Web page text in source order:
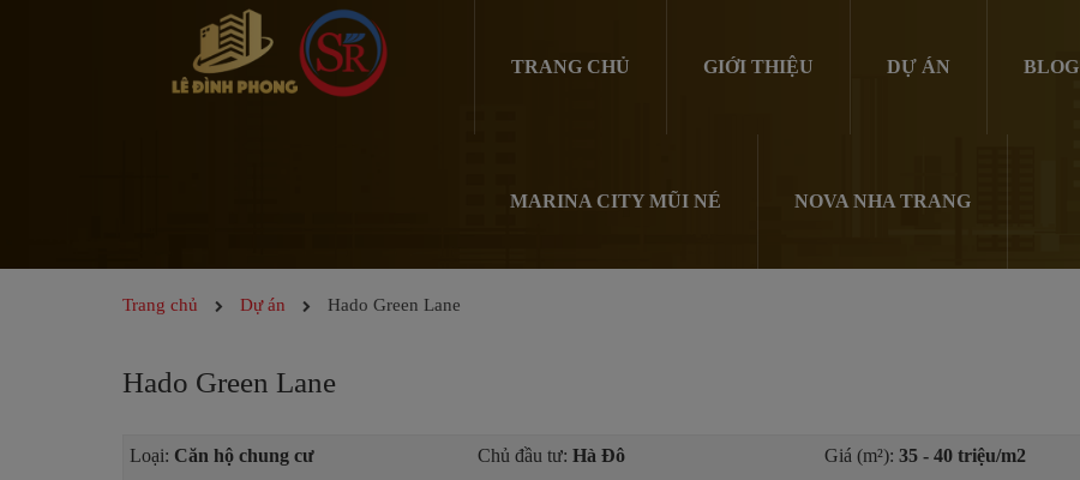
TRANG CHỦ GIỚI THIỆU DỰ ÁN BLOG
MARINA CITY MŨI NÉ NOVA NHA TRANG
Trang chủ Dự án Hado Green Lane
Hado Green Lane
Loại: Căn hộ chung cư Chủ đầu tư: Hà Đô Giá (m²): 35 - 40 triệu/m2